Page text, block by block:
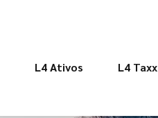
L4 Ativos L4 Taxx